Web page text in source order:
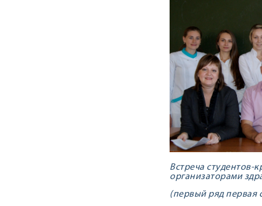
Встреча студентов-
организаторами
(первый ряд первая